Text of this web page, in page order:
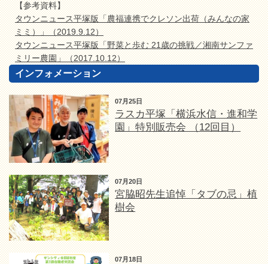
【参考資料】
タウンニュース平塚版「農福連携でクレソン出荷（みんなの家
ミミ）」（2019.9.12）
タウンニュース平塚版「野菜と歩む 21歳の挑戦／湘南サンファ
ミリー農園」（2017.10.12）
インフォメーション
07月25日
ラスカ平塚「横浜水信・進和学
園」特別販売会 （12回目）
07月20日
宮脇昭先生追悼「タブの忌」植
樹会
07月18日